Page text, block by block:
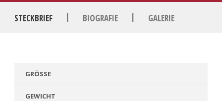
STECKBRIEF | BIOGRAFIE | GALERIE
GRÖSSE
GEWICHT